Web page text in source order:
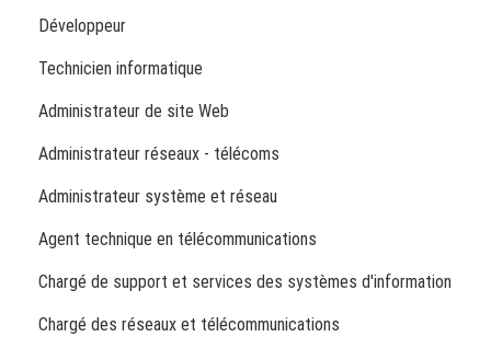
Développeur
Technicien informatique
Administrateur de site Web
Administrateur réseaux - télécoms
Administrateur système et réseau
Agent technique en télécommunications
Chargé de support et services des systèmes d'information
Chargé des réseaux et télécommunications